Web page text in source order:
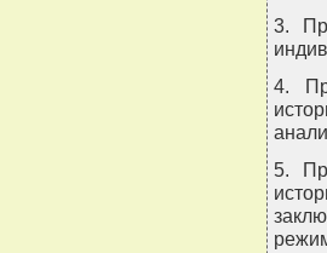
3.
4.
5.